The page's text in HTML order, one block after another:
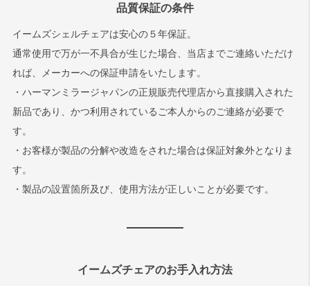
品質保証の条件
イームズシェルチェアは安心の５年保証。
通常使用で万が一不具合が生じた場合、当店までご連絡いただけ
れば、メーカーへの保証申請をいたします。
・ハーマンミラージャパンの正規販売代理店から直接購入された
新品であり、かつ利用されているご本人からのご連絡が必要で
す。
・お客様が製品の分解や改造をされた場合は保証対象外となりま
す。
・製品の設置箇所及び、使用方法が正しいことが必要です。
イームズチェアのお手入れ方法